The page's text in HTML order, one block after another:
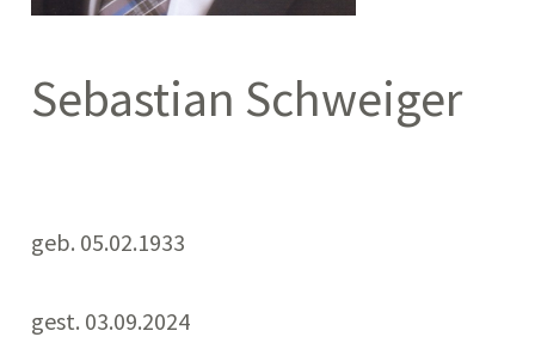
Sebastian Schweiger
geb. 05.02.1933
gest. 03.09.2024